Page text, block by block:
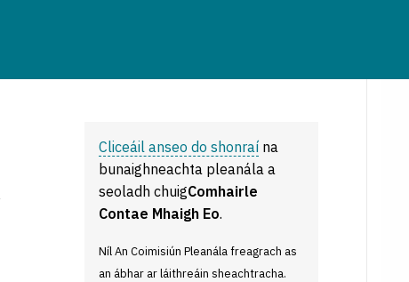
Cliceáil anseo do shonraí na
bunaighneachta pleanála a
seoladh chuigComhairle
Contae Mhaigh Eo.
Níl An Coimisiún Pleanála freagrach as
an ábhar ar láithreáin sheachtracha.